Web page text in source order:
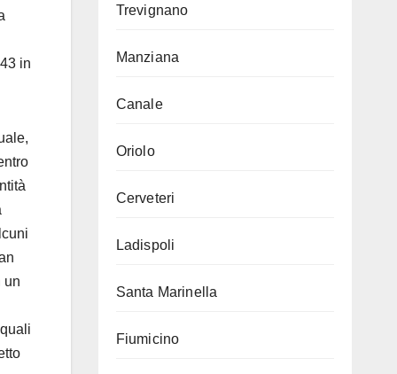
in
un
Trevignano
Manziana
Canale
Oriolo
Cerveteri
Ladispoli
Santa Marinella
Fiumicino